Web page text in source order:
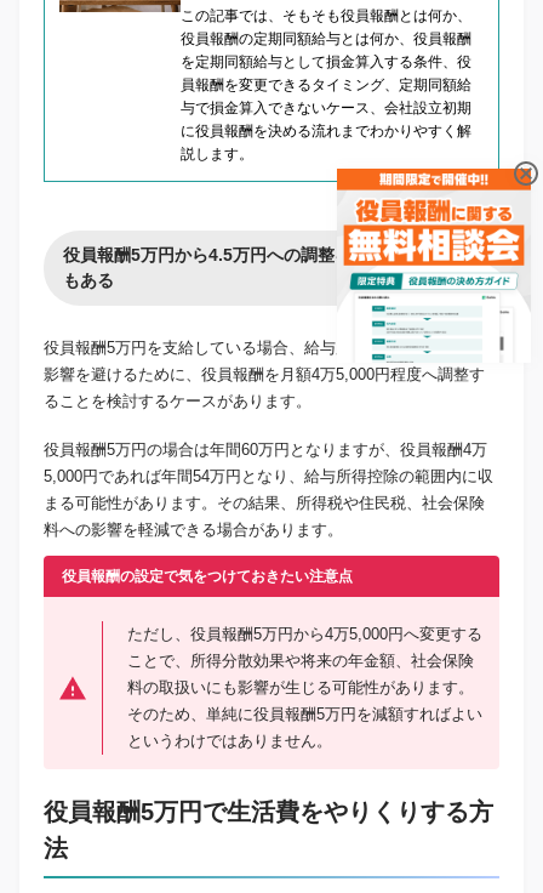
この記事では、そもそも役員報酬とは何か、
役員報酬の定期同額給与とは何か、役員報酬
を定期同額給与として損金算入する条件、役
員報酬を変更できるタイミング、定期同額給
与で損金算入できないケース、会社設立初期
に役員報酬を決める流れまでわかりやすく解
説します。
役員報酬5万円から4.5万円への調整を検討するケース
もある
役員報酬5万円を支給している場合、給与所得控除の改正による
影響を避けるために、役員報酬を月額4万5,000円程度へ調整す
ることを検討するケースがあります。
役員報酬5万円の場合は年間60万円となりますが、役員報酬4万
5,000円であれば年間54万円となり、給与所得控除の範囲内に収
まる可能性があります。その結果、所得税や住民税、社会保険
料への影響を軽減できる場合があります。
役員報酬の設定で気をつけておきたい注意点
ただし、役員報酬5万円から4万5,000円へ変更する
ことで、所得分散効果や将来の年金額、社会保険
料の取扱いにも影響が生じる可能性があります。
そのため、単純に役員報酬5万円を減額すればよい
というわけではありません。
役員報酬5万円で生活費をやりくりする方
法